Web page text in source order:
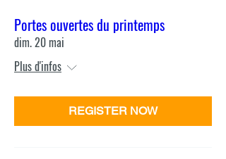
Portes ouvertes du printemps
dim. 20 mai
Plus d'infos
REGISTER NOW